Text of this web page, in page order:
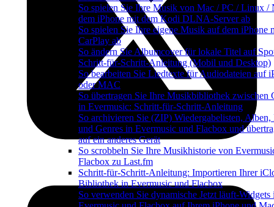
So spielen Sie Ihre Musik von Mac / PC / Linux /
dem iPhone mit dem Kodi DLNA-Server ab
So spielen Sie Ihre eigene Musik auf dem iPhone
CarPlay ab
So ändern Sie Albumcover für lokale Titel auf
Schritt-für-Schritt-Anleitung (Mobil und Desktop)
So bearbeiten Sie Liedtexte für Audiodateien auf
oder MAC
So übertragen Sie Ihre Musikbibliothek zwischen
in Evermusic: Schritt-für-Schritt-Anleitung
So archivieren Sie (ZIP) Wiedergabelisten,
und Genres in Evermusic und Flacbox und
auf ein anderes Gerät
So scrobbeln Sie Ihre Musikhistorie von
Flacbox zu Last.fm
Schritt-für-Schritt-Anleitung: Importieren Ihrer
Bibliothek in Evermusic und Flacbox
So verwenden Sie dynamische Jetzt läuft-Widgets